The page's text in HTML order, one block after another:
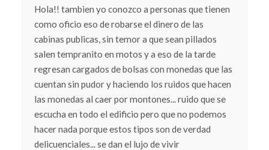
Hola!! tambien yo conozco a personas que tienen
como oficio eso de robarse el dinero de las
cabinas publicas, sin temor a que sean pillados
salen tempranito en motos y a eso de la tarde
regresan cargados de bolsas con monedas que las
cuentan sin pudor y haciendo los ruidos que hacen
las monedas al caer por montones... ruido que se
escucha en todo el edificio pero que no podemos
hacer nada porque estos tipos son de verdad
delicuenciales... se dan el lujo de vivir